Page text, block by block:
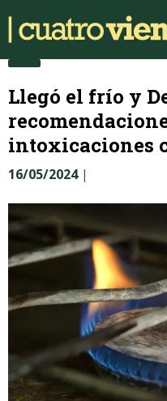
Llegó el frío y
intoxicaciones
16/05/2024|